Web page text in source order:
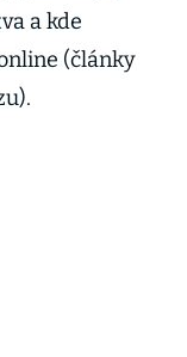
a kde
(články